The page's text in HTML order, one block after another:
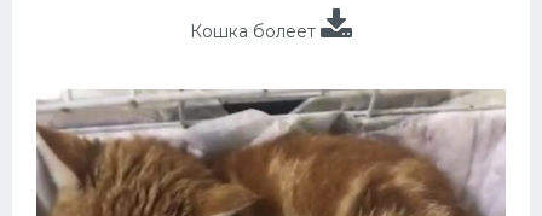
Кошка болеет